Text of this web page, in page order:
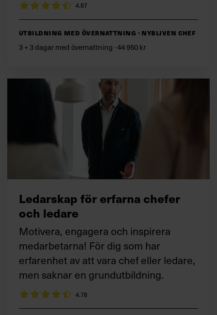
4.87
Utbildning med övernattning · Nybliven chef
3 + 3 dagar med övernattning · 44 950 kr
Ledarskap för erfarna chefer
och ledare
Motivera, engagera och inspirera
medarbetarna! För dig som har
erfarenhet av att vara chef eller ledare,
men saknar en grundutbildning.
4.78